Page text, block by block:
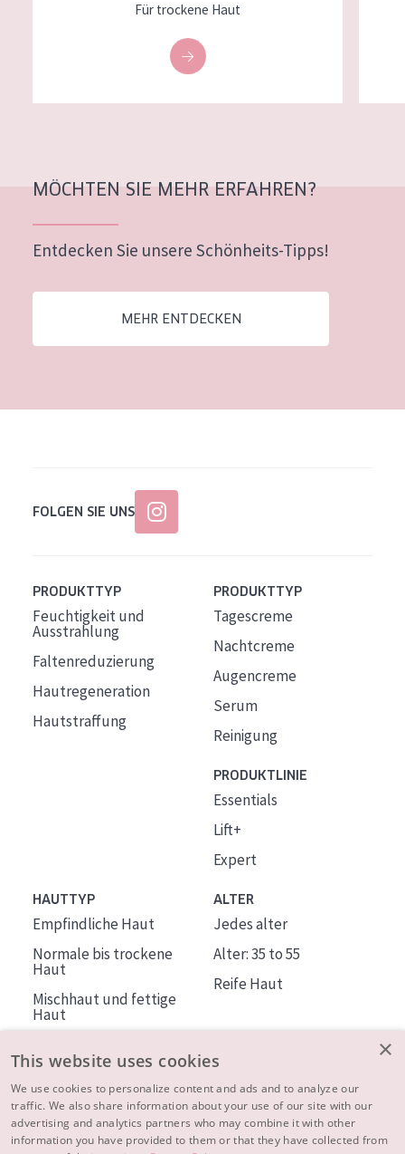
Für trockene Haut
MÖCHTEN SIE MEHR ERFAHREN?
Entdecken Sie unsere Schönheits-Tipps!
MEHR ENTDECKEN
FOLGEN SIE UNS
PRODUKTTYP
Feuchtigkeit und
Ausstrahlung
Faltenreduzierung
Hautregeneration
Hautstraffung
PRODUKTTYP
Tagescreme
Nachtcreme
Augencreme
Serum
Reinigung
PRODUKTLINIE
Essentials
Lift+
Expert
HAUTTYP
Empfindliche Haut
Normale bis trockene
Haut
Mischhaut und fettige
Haut
Haut
ALTER
Jedes alter
Alter: 35 to 55
Reife Haut
ÜBER DIADERMINE
×
This website uses cookies
We use cookies to personalize content and ads and to analyze our
traffic. We also share information about your use of our site with our
advertising and analytics partners who may combine it with other
information you have provided to them or that they have collected from